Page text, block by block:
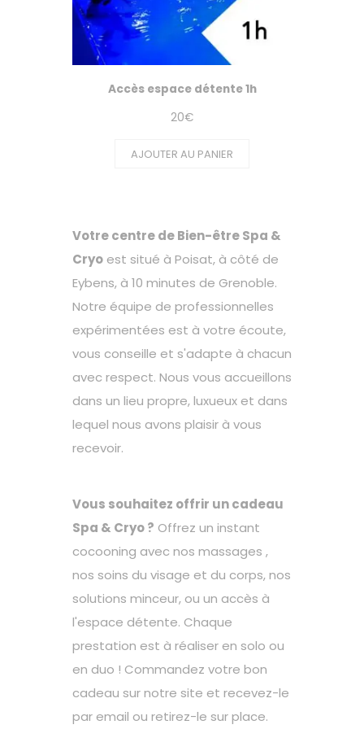
Accès espace détente 1h
20€
AJOUTER AU PANIER
Votre centre de Bien-être Spa &
Cryo est situé à Poisat, à côté de
Eybens, à 10 minutes de Grenoble.
Notre équipe de professionnelles
expérimentées est à votre écoute,
vous conseille et s'adapte à chacun
avec respect. Nous vous accueillons
dans un lieu propre, luxueux et dans
lequel nous avons plaisir à vous
recevoir.
Vous souhaitez offrir un cadeau
Spa & Cryo ? Offrez un instant
cocooning avec nos massages ,
nos soins du visage et du corps, nos
solutions minceur, ou un accès à
l'espace détente. Chaque
prestation est à réaliser en solo ou
en duo ! Commandez votre bon
cadeau sur notre site et recevez-le
par email ou retirez-le sur place.